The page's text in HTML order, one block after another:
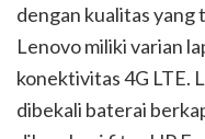
dengan kualitas yang
Lenovo miliki varian
konektivitas 4G LTE.
dibekali baterai